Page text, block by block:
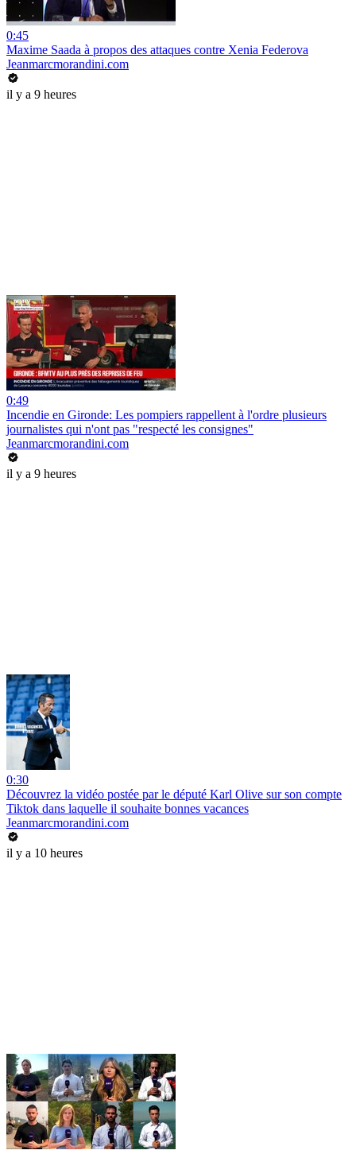
0:45
Maxime Saada à propos des attaques contre Xenia Federova
Jeanmarcmorandini.com
il y a 9 heures
0:49
Incendie en Gironde: Les pompiers rappellent à l'ordre plusieurs
journalistes qui n'ont pas "respecté les consignes"
Jeanmarcmorandini.com
il y a 9 heures
0:30
Découvrez la vidéo postée par le député Karl Olive sur son compte
Tiktok dans laquelle il souhaite bonnes vacances
Jeanmarcmorandini.com
il y a 10 heures